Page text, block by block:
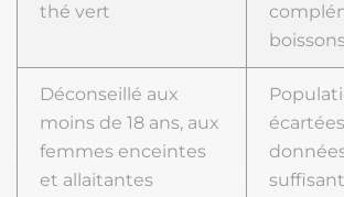
thé vert
Déconseillé aux
moins de 18 ans, aux
femmes enceintes
et allaitantes